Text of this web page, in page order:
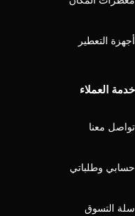
أجهزة التعطير
خدمة العملاء
تواصل معنا
حسابي وطلباتي
سلة التسوق